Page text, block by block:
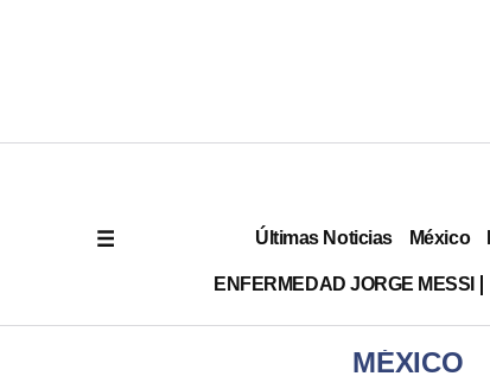
Últimas Noticias México
ENFERMEDAD JORGE MESSI
MÉXICO